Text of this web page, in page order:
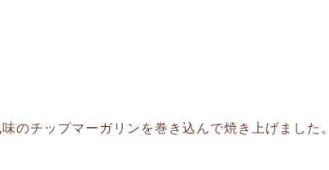
のチップマーガリンを巻き込んで焼き上げました。